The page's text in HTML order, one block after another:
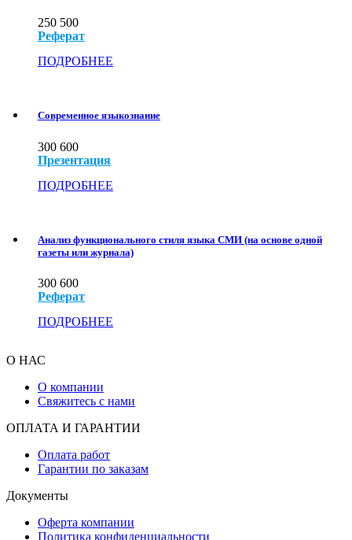
250 500
Реферат
ПОДРОБНЕЕ
Современное языкознание
300 600
Презентация
ПОДРОБНЕЕ
Анализ функционального стиля языка СМИ (на основе одной
газеты или журнала)
300 600
Реферат
ПОДРОБНЕЕ
О НАС
О компании
Свяжитесь с нами
ОПЛАТА И ГАРАНТИИ
Оплата работ
Гарантии по заказам
Документы
Оферта компании
Политика конфиденциальности